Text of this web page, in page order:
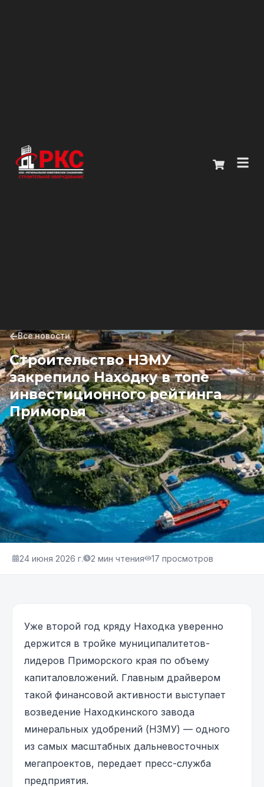
Все новости
Строительство НЗМУ
закрепило Находку в топе
инвестиционного рейтинга
Приморья
24 июня 2026 г. 2 мин чтения 17 просмотров
Уже второй год кряду Находка уверенно
держится в тройке муниципалитетов-
лидеров Приморского края по объему
капиталовложений. Главным драйвером
такой финансовой активности выступает
возведение Находкинского завода
минеральных удобрений (НЗМУ) — одного
из самых масштабных дальневосточных
мегапроектов, передает пресс-служба
предприятия.